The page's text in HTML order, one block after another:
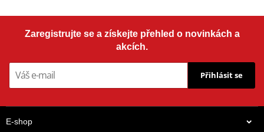
Zaregistrujte se a získejte přehled o novinkách a
akcích.
Přihlásit se
E-shop